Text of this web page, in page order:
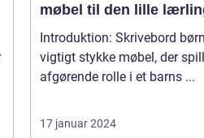
møbel til den lille
Introduktion: Skrivebord
vigtigt stykke møbel, der
afgørende rolle i et barns ...
17 januar 2024